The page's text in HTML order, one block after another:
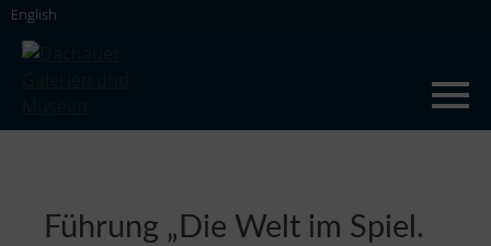
Skip
content
English
Führung „Die Welt im Spiel.